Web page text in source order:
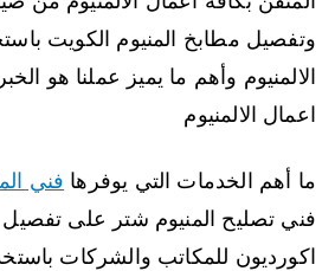
وتفصيل مطابخ المنيوم الكويت
الالمنيوم وأهم ما يميز عملنا هو
اعمال الالمنيوم
ما أهم الخدمات التي يوفرها فني
فني تصليح المنيوم شتر على
اكورديون للمكاتب والشركات